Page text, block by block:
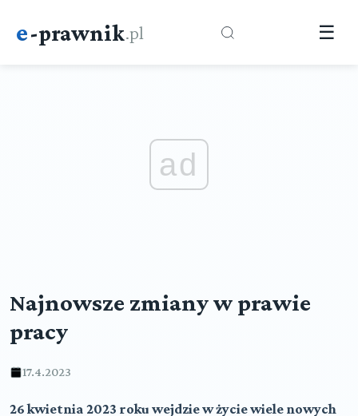
e-prawnik.pl ☰
ad
Najnowsze zmiany w prawie
pracy
17.4.2023
26 kwietnia 2023 roku wejdzie w życie wiele nowych